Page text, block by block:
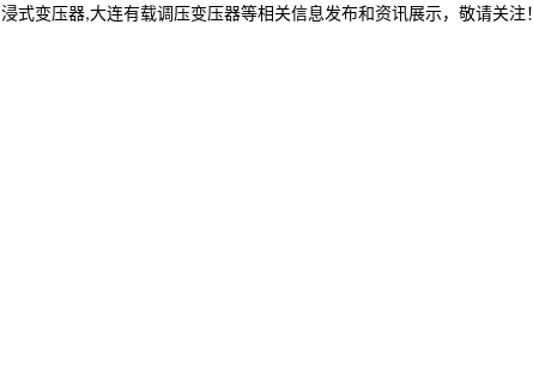
式变压器,大连有载调压变压器等相关信息发布和资讯展示，敬请关注！